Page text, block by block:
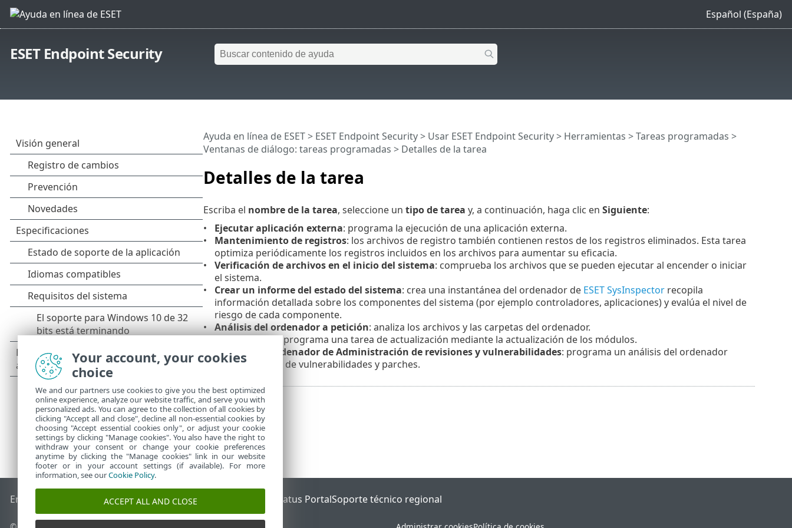
Español (España)
ESET Endpoint Security
Detalles de la tarea
Ayuda en línea de ESET> ESET Endpoint Security> Usar ESET Endpoint Security> Herramientas >Tareas programadas >
Ventanas de diálogo: tareas programadas > Detalles de la tarea
Escriba el nombre de la tarea, seleccione un tipo de tarea y, a continuación, haga clic en Siguiente:
Ejecutar aplicación externa: programa la ejecución de una aplicación externa.
Mantenimiento de registros: los archivos de registro también contienen restos de los registros eliminados. Esta tarea
optimiza periódicamente los registros incluidos en los archivos para aumentar su eficacia.
Verificación de archivos en el inicio del sistema: comprueba los archivos que se pueden ejecutar al encender o iniciar
el sistema.
Crear un informe del estado del sistema: crea una instantánea del ordenador de ESET SysInspectorrecopila
información detallada sobre los componentes del sistema (por ejemplo controladores, aplicaciones) y evalúa el nivel de
riesgo de cada componente.
Análisis del ordenador a petición: analiza los archivos y las carpetas del ordenador.
Actualización: programa una tarea de actualización mediante la actualización de los módulos.
Análisis del ordenador de Administración de revisiones y vulnerabilidades: programa un análisis del ordenador
diario en busca de vulnerabilidades y parches.
End of Life Base de conocimiento de ESETForo de ESET ESET Status PortalSoporte técnico regional
Your account, your cookies
choice
We and our partners use cookies to give you the best optimized
online experience, analyze our website traffic, and serve you with
personalized ads. You can agree to the collection of all cookies by
clicking "Accept all and close", decline all non-essential cookies by
choosing "Accept essential cookies only", or adjust your cookie
settings by clicking "Manage cookies". You also have the right to
withdraw your consent or change your cookie preferences
anytime by clicking the "Manage cookies" link in our website
footer or in your account settings (if available). For more
information, see ourCookie Policy.
ACCEPT ALL AND CLOSE